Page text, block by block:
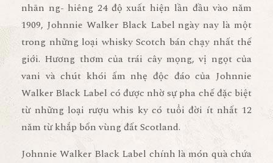
nhãn ng- hiêng 24 độ xuất hiện lần đầu vào năm
1909, Johnnie Walker Black Label ngày nay là một
trong những loại whisky Scotch bán chạy nhất thế
giới. Hương thơm của trái cây mọng, vị ngọt của
vani và chút khói ấm nhẹ độc đáo của Johnnie
Walker Black Label có được nhờ sự pha chế đặc biệt
từ những loại rượu whis ky có tuổi đời ít nhất 12
năm từ khắp bốn vùng đất Scotland.
Johnnie Walker Black Label chính là món quà chứa